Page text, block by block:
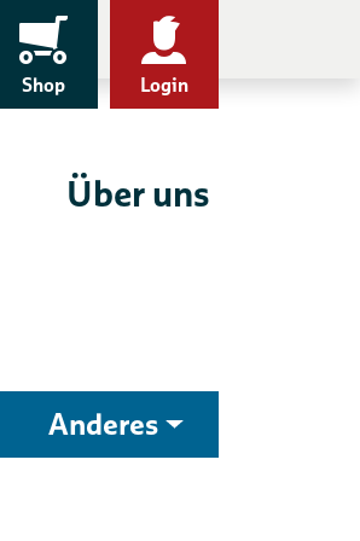
Shop Login
Über uns
Anderes